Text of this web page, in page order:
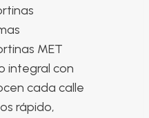
MET
integral con
cada calle
rápido,